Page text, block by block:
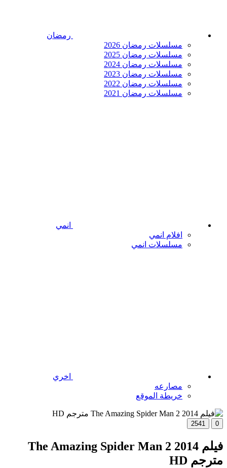
رمضان
مسلسلات رمضان 2026
مسلسلات رمضان 2025
مسلسلات رمضان 2024
مسلسلات رمضان 2023
مسلسلات رمضان 2022
مسلسلات رمضان 2021
انمي
افلام انمي
مسلسلات انمي
اخري
مصارعه
خريطة الموقع
0
2541
فيلم The Amazing Spider Man 2 2014
مترجم HD